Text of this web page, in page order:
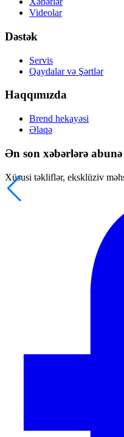
Videolar
Dəstək
Servis
Qaydalar və Şərtlər
Haqqımızda
Brend hekayəsi
Əlaqə
Ən son xəbərlərə
Xüsusi təkliflər, eksklüziv